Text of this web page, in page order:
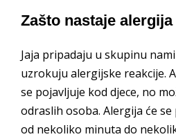
Zašto nastaje
Jaja pripadaju u skupinu
uzrokuju alergijske reakcije.
se pojavljuje kod djece, no
odraslih osoba. Alergija će
od nekoliko minuta do